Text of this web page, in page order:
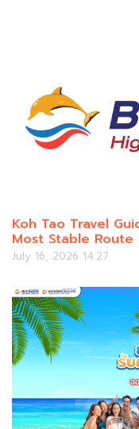
Koh Tao Travel
Most Stable Route
July 16, 2026 14:27